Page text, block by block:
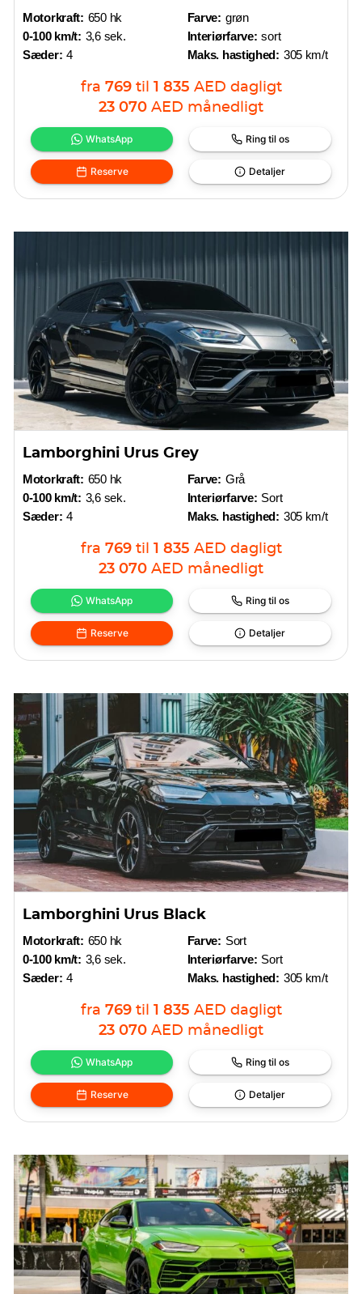
Motorkraft: 650 hk
0-100 km/t: 3,6 sek.
Sæder: 4
Farve: grøn
Interiørfarve: sort
Maks. hastighed: 305 km/t
fra 769 til 1 835 AED dagligt
23 070 AED månedligt
WhatsApp Ring til os
Reserve Detaljer
Lamborghini Urus Grey
Motorkraft: 650 hk
0-100 km/t: 3,6 sek.
Sæder: 4
Farve: Grå
Interiørfarve: Sort
Maks. hastighed: 305 km/t
fra 769 til 1 835 AED dagligt
23 070 AED månedligt
WhatsApp Ring til os
Reserve Detaljer
Lamborghini Urus Black
Motorkraft: 650 hk
0-100 km/t: 3,6 sek.
Sæder: 4
Farve: Sort
Interiørfarve: Sort
Maks. hastighed: 305 km/t
fra 769 til 1 835 AED dagligt
23 070 AED månedligt
WhatsApp Ring til os
Reserve Detaljer